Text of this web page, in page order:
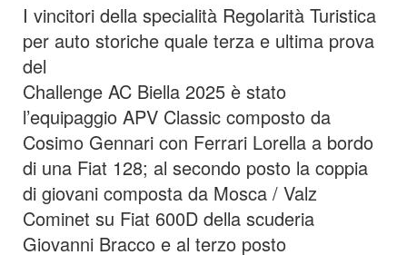
I vincitori della specialità Regolarità Turistica
per auto storiche quale terza e ultima prova
del
Challenge AC Biella 2025 è stato
l’equipaggio APV Classic composto da
Cosimo Gennari con Ferrari Lorella a bordo
di una Fiat 128; al secondo posto la coppia
di giovani composta da Mosca / Valz
Cominet su Fiat 600D della scuderia
Giovanni Bracco e al terzo posto